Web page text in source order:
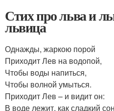
Стих про льва и
львица
Однажды, жаркою порой
Приходит Лев на водопой,
Чтобы воды напиться,
Чтобы волной умыться.
Приходит Лев – и видит он:
В воде лежит, как сладкий